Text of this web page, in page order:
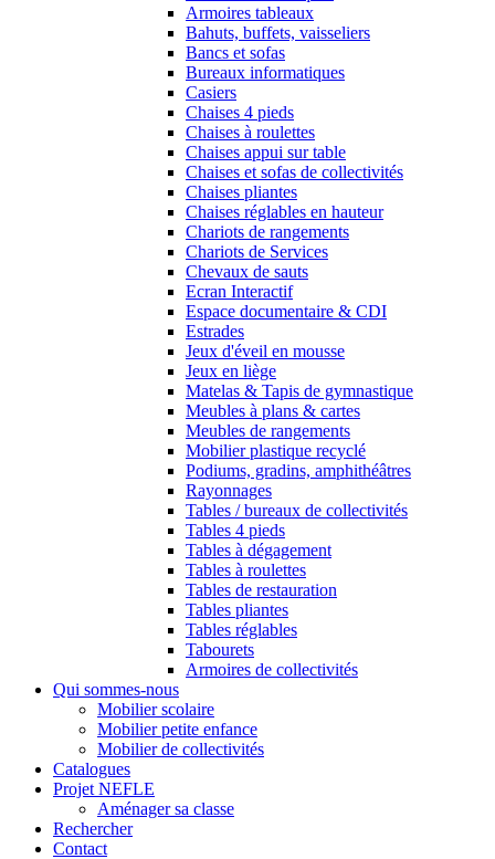
Armoires tableaux
Bahuts, buffets, vaisseliers
Bancs et sofas
Bureaux informatiques
Casiers
Chaises 4 pieds
Chaises à roulettes
Chaises appui sur table
Chaises et sofas de collectivités
Chaises pliantes
Chaises réglables en hauteur
Chariots de rangements
Chariots de Services
Chevaux de sauts
Ecran Interactif
Espace documentaire & CDI
Estrades
Jeux d'éveil en mousse
Jeux en liège
Matelas & Tapis de gymnastique
Meubles à plans & cartes
Meubles de rangements
Mobilier plastique recyclé
Podiums, gradins, amphithéâtres
Rayonnages
Tables / bureaux de collectivités
Tables 4 pieds
Tables à dégagement
Tables à roulettes
Tables de restauration
Tables pliantes
Tables réglables
Tabourets
Armoires de collectivités
Qui sommes-nous
Mobilier scolaire
Mobilier petite enfance
Mobilier de collectivités
Catalogues
Projet NEFLE
Aménager sa classe
Rechercher
Contact